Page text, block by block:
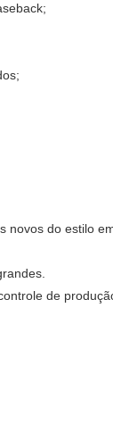
novos do estilo
de